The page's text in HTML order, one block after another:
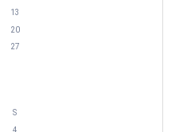
13
20
27
S
4